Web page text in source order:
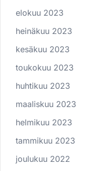
elokuu 2023
heinäkuu 2023
kesäkuu 2023
toukokuu 2023
huhtikuu 2023
maaliskuu 2023
helmikuu 2023
tammikuu 2023
joulukuu 2022